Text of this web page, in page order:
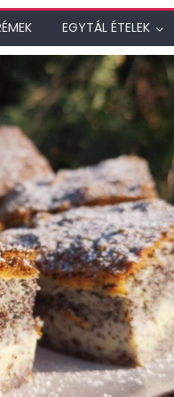
EGYTÁL ÉTELEK